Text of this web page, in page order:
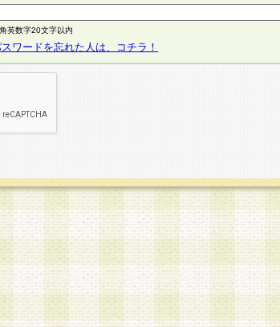
英数字20文字以内
ワードを忘れた人は、コチラ！